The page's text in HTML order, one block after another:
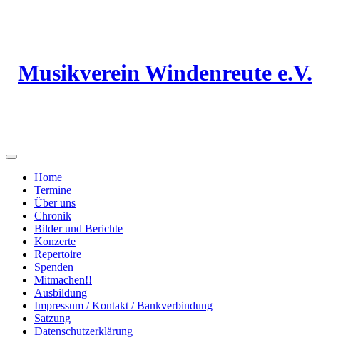
Musikverein Windenreute e.V.
Home
Termine
Über uns
Chronik
Bilder und Berichte
Konzerte
Repertoire
Spenden
Mitmachen!!
Ausbildung
Impressum / Kontakt / Bankverbindung
Satzung
Datenschutzerklärung